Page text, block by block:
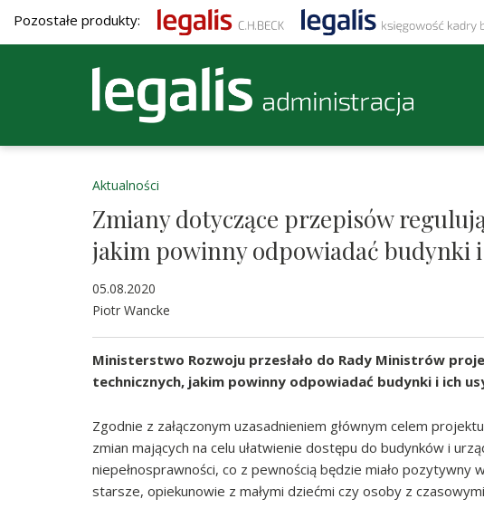
Pozostałe produkty:
Aktualności
Zmiany dotyczące przepisów
jakim powinny odpowiadać budynki
05.08.2020
Piotr Wancke
Ministerstwo Rozwoju przesłało do Rady Ministrów
technicznych, jakim powinny odpowiadać budynki i ich
Zgodnie z załączonym uzasadnieniem głównym celem
zmian mających na celu ułatwienie dostępu do budynków i
niepełnosprawności, co z pewnością będzie miało pozytywny
starsze, opiekunowie z małymi dziećmi czy osoby z